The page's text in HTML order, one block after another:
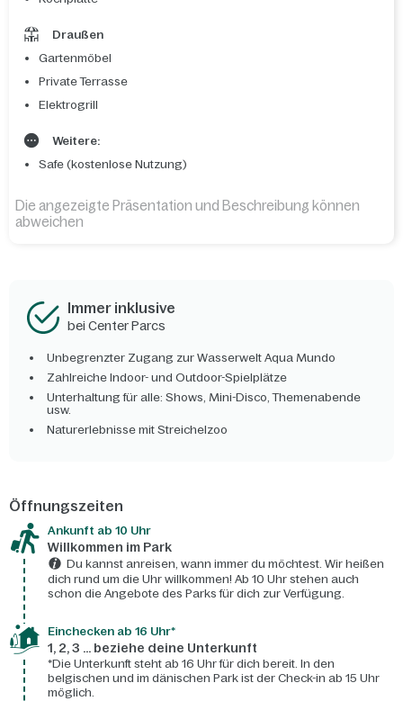
Draußen
Gartenmöbel
Private Terrasse
Elektrogrill
Weitere:
Safe (kostenlose Nutzung)
Die angezeigte Präsentation und Beschreibung können
abweichen
Immer inklusive
bei Center Parcs
Unbegrenzter Zugang zur Wasserwelt Aqua Mundo
Zahlreiche Indoor- und Outdoor-Spielplätze
Unterhaltung für alle: Shows, Mini-Disco, Themenabende
usw.
Naturerlebnisse mit Streichelzoo
Öffnungszeiten
Ankunft ab 10 Uhr
Willkommen im Park
Du kannst anreisen, wann immer du möchtest. Wir heißen
dich rund um die Uhr willkommen! Ab 10 Uhr stehen auch
schon die Angebote des Parks für dich zur Verfügung.
Einchecken ab 16 Uhr*
1, 2, 3 ... beziehe deine Unterkunft
*Die Unterkunft steht ab 16 Uhr für dich bereit. In den
belgischen und im dänischen Park ist der Check-in ab 15 Uhr
möglich.